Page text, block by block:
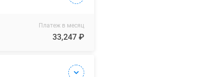
Платеж в месяц
33,247 ₽